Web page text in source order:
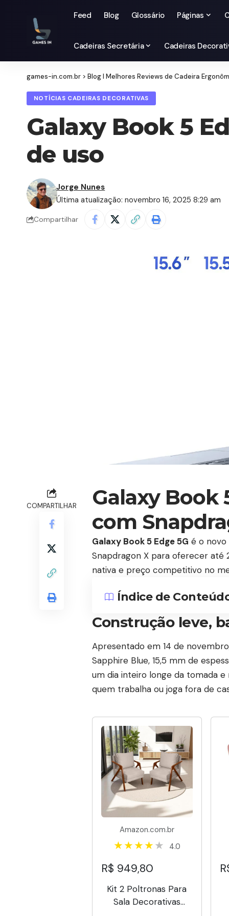
Feed Blog Glossário Páginas
Cadeiras Secretária Cadeiras
games-in.com.br > Blog I Melhores Reviews de Cadeira
NOTÍCIAS CADEIRAS DECORATIVAS
Galaxy Book 5
de uso
Última atualização: novembro 16, 2025 8:29 am
Jorge Nunes
Compartilhar
COMPARTILHAR
Galaxy Book
com
Galaxy Book 5 Edge 5G é o novo
Snapdragon X para oferecer até
nativa e preço competitivo no
Índice de
Construção leve,
Apresentado em 14 de
Sapphire Blue, 15,5 mm de
um dia inteiro longe da tomada e
quem trabalha ou joga fora de
Amazon.com.br
4.0
R$ 949,80
Kit 2 Poltronas Para
Sala Decorativas